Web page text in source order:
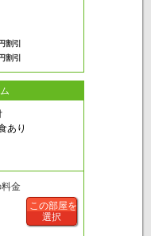
割引
割引
あり
金
この部屋を
選択